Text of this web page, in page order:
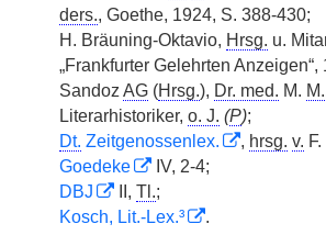
ders., Goethe, 1924, S. 388-430;
H. Bräuning-Oktavio, Hrsg. u.
„Frankfurter Gelehrten Anzeigen“,
Sandoz AG (Hrsg.), Dr. med. M. M.
Literarhistoriker, o. J. (P);
Dt. Zeitgenossenlex. , hrsg. v.
Goedeke
IV, 2-4;
DBJ
II, Tl.;
Kosch, Lit.-Lex.³
.